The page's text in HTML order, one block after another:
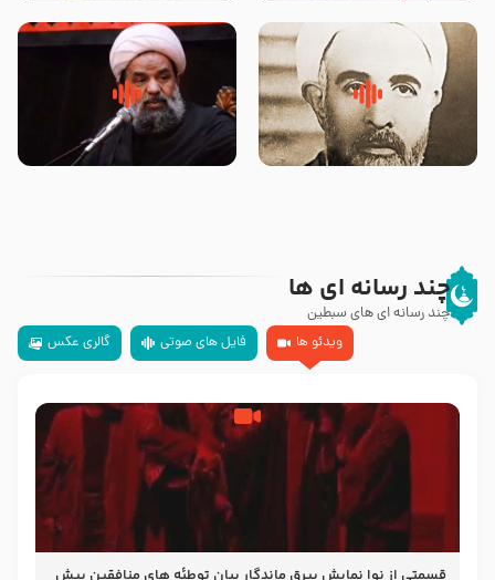
روضه‌ی مجلس یزید ملعون و
اسارت اهل‌بیت علیهم‌السلام –
سلام جوانی که امام حسین علیه
السلام خودش جوابش را دادند
چند رسانه ای ها
چند رسانه ای های سبطین
ویدئو ها
فایل های صوتی گالری عکس
قسمتی از نوا نمایش بیرق ماندگار بیان توطئه های منافقین پیش